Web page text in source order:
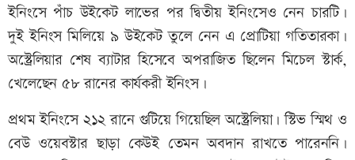
ইনিংসে পাঁচ উইকেট লাভের পর দ্বিতীয় ইনিংসেও নেন চারটি।
দুই ইনিংস মিলিয়ে ৯ উইকেট তুলে নেন এ প্রোটিয়া গতিতারকা।
অস্ট্রেলিয়ার শেষ ব্যাটার হিসেবে অপরাজিত ছিলেন মিচেল স্টার্ক,
খেলেছেন ৫৮ রানের কার্যকরী ইনিংস।
প্রথম ইনিংসে ২১২ রানে গুটিয়ে গিয়েছিল অস্ট্রেলিয়া। স্টিভ স্মিথ ও
বেউ ওয়েবস্টার ছাড়া কেউই তেমন অবদান রাখতে পারেননি।